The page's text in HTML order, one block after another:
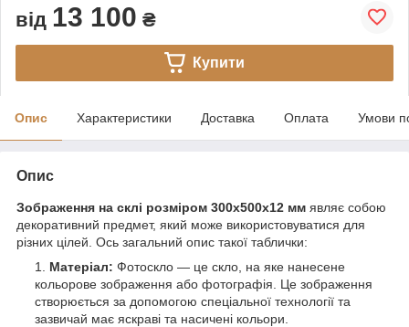
від 13 100 ₴
Купити
Опис Характеристики Доставка Оплата Умови
Опис
Зображення на склі розміром 300х500x12 мм являє собою
декоративний предмет, який може використовуватися для
різних цілей. Ось загальний опис такої таблички:
Матеріал: Фотоскло — це скло, на яке нанесене
кольорове зображення або фотографія. Це зображення
створюється за допомогою спеціальної технології та
зазвичай має яскраві та насичені кольори.